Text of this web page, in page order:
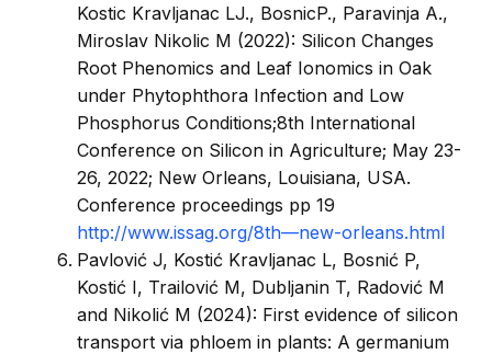
Kostic Kravljanac LJ., BosnicP., Paravinja A.,
Miroslav Nikolic M (2022): Silicon Changes
Root Phenomics and Leaf Ionomics in Oak
under Phytophthora Infection and Low
Phosphorus Conditions;8th International
Conference on Silicon in Agriculture; May 23-
26, 2022; New Orleans, Louisiana, USA.
Conference proceedings pp 19
http://www.issag.org/8th—new-orleans.html
Pavlović J, Kostić Kravljanac L, Bosnić P,
Kostić I, Trailović M, Dubljanin T, Radović M
and Nikolić M (2024): First evidence of silicon
transport via phloem in plants: A germanium